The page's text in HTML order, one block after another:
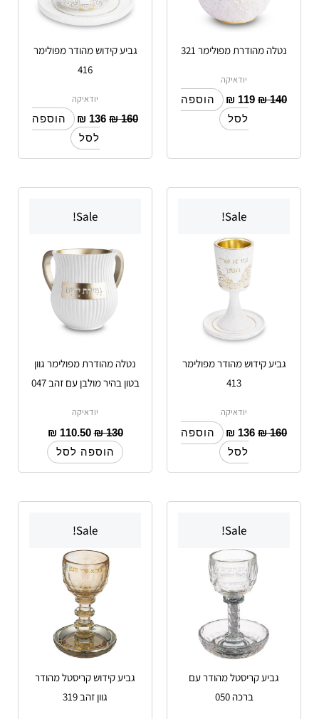
נטלה מהודרת מפולימר 321
יודאיקה
₪140
₪ 119
הוספה
לסל
גביע קידוש מהודר מפולימר
416
יודאיקה
₪160
₪ 136
הוספה
לסל
Sale!
גביע קידוש מהודר מפולימר
413
יודאיקה
₪160
₪ 136
הוספה
לסל
Sale!
נטלה מהודרת מפולימר גוון
בטון בהיר מולבן עם זהב 047
יודאיקה
₪130
₪ 110.50
הוספה לסל
Sale!
גביע קריסטל מהודר עם
ברכה 050
Sale!
גביע קידוש קריסטל מהודר
גוון זהב 319